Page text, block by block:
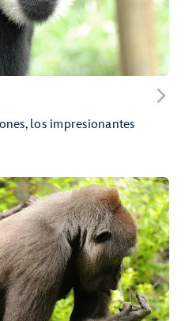
los impresionantes